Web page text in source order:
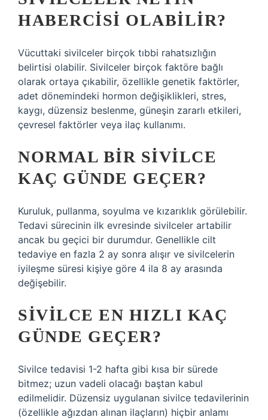
HABERCISI OLABILIR?
Vücuttaki sivilceler birçok tıbbi rahatsızlığın
belirtisi olabilir. Sivilceler birçok faktöre bağlı
olarak ortaya çıkabilir, özellikle genetik faktörler,
adet dönemindeki hormon değişiklikleri, stres,
kaygı, düzensiz beslenme, güneşin zararlı etkileri,
çevresel faktörler veya ilaç kullanımı.
NORMAL BIR SIVILCE
KAÇ GÜNDE GEÇER?
Kuruluk, pullanma, soyulma ve kızarıklık görülebilir.
Tedavi sürecinin ilk evresinde sivilceler artabilir
ancak bu geçici bir durumdur. Genellikle cilt
tedaviye en fazla 2 ay sonra alışır ve sivilcelerin
iyileşme süresi kişiye göre 4 ila 8 ay arasında
değişebilir.
SIVILCE EN HIZLI KAÇ
GÜNDE GEÇER?
Sivilce tedavisi 1-2 hafta gibi kısa bir sürede
bitmez; uzun vadeli olacağı baştan kabul
edilmelidir. Düzensiz uygulanan sivilce tedavilerinin
(özellikle ağızdan alınan ilaçların) hiçbir anlamı